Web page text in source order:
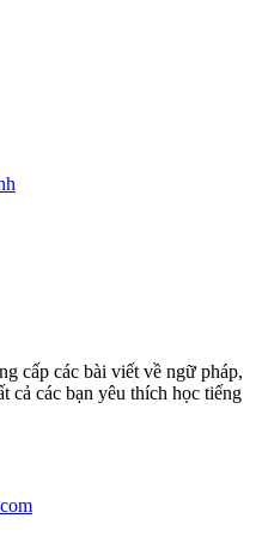
cấp các bài viết về ngữ pháp,
cả các bạn yêu thích học tiếng